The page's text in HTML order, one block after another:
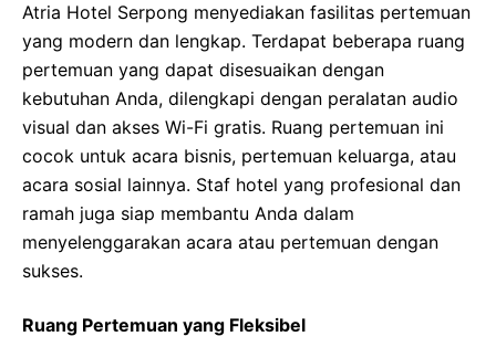
Atria Hotel Serpong menyediakan fasilitas pertemuan
yang modern dan lengkap. Terdapat beberapa ruang
pertemuan yang dapat disesuaikan dengan
kebutuhan Anda, dilengkapi dengan peralatan audio
visual dan akses Wi-Fi gratis. Ruang pertemuan ini
cocok untuk acara bisnis, pertemuan keluarga, atau
acara sosial lainnya. Staf hotel yang profesional dan
ramah juga siap membantu Anda dalam
menyelenggarakan acara atau pertemuan dengan
sukses.
Ruang Pertemuan yang Fleksibel